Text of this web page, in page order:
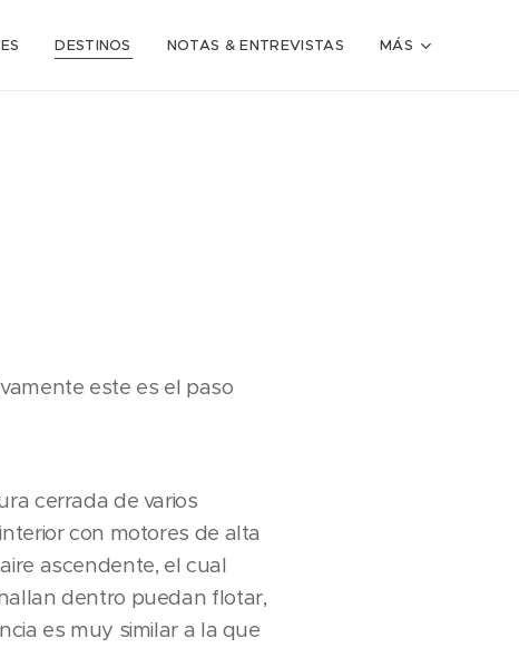
DESTINOS NOTAS & ENTREVISTAS MÁS
este es el paso
cerrada de varios
con motores de alta
ascendente, el cual
dentro puedan flotar,
es muy similar a la que